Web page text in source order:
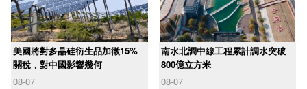
美國將對多晶硅衍生品加徵15%
關稅，對中國影響幾何
08-07
南水北調中線工程累計調水突破
800億立方米
08-07